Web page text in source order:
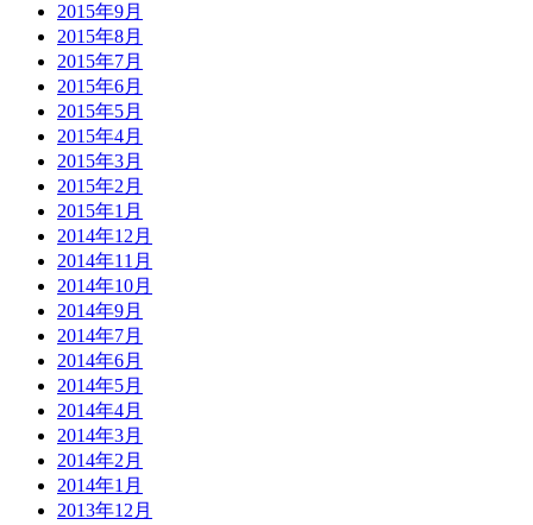
2015年9月
2015年8月
2015年7月
2015年6月
2015年5月
2015年4月
2015年3月
2015年2月
2015年1月
2014年12月
2014年11月
2014年10月
2014年9月
2014年7月
2014年6月
2014年5月
2014年4月
2014年3月
2014年2月
2014年1月
2013年12月